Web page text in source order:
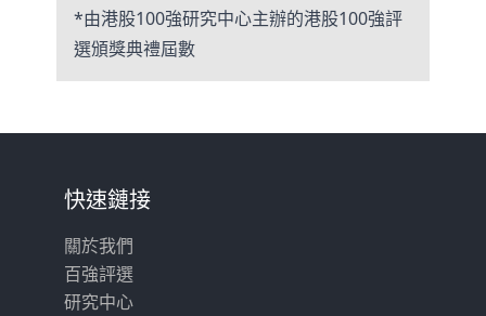
*由港股100強研究中心主辦的港股100強評
選頒獎典禮屆數
快速鏈接
關於我們
百強評選
研究中心